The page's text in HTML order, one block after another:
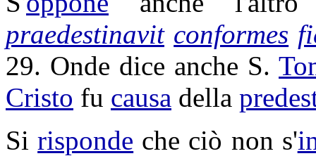
praedestinavit conformes
29. Onde dice anche S.
Cristo fu causa della
Sirisponde che ciò non s'